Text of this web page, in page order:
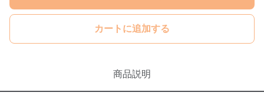
カートに追加する
商品説明